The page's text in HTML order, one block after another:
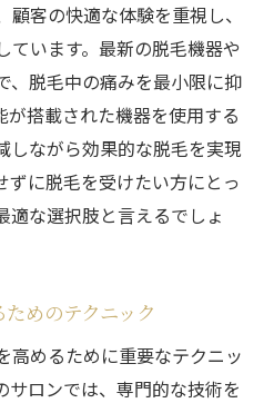
客の快適な体験を重視し、
ています。最新の脱毛機器や
、脱毛中の痛みを最小限に抑
が搭載された機器を使用する
しながら効果的な脱毛を実現
ずに脱毛を受けたい方にとっ
適な選択肢と言えるでしょ
めのテクニック
高めるために重要なテクニッ
サロンでは、専門的な技術を